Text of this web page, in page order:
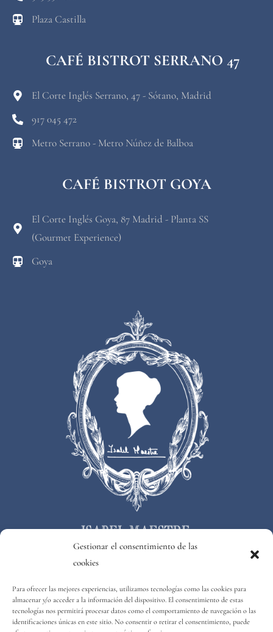
Gestionar el consentimiento de las
cookies
Para ofrecer las mejores experiencias, utilizamos tecnologías como las cookies para
almacenar y/o acceder a la información del dispositivo. El consentimiento de estas
tecnologías nos permitirá procesar datos como el comportamiento de navegación o las
identificaciones únicas en este sitio. No consentir o retirar el consentimiento, puede
Plaza Castilla
CAFÉ BISTROT SERRANO 47
El Corte Inglés Serrano, 47 - Sótano, Madrid
917 045 472
Metro Serrano - Metro Núñez de Balboa
CAFÉ BISTROT GOYA
El Corte Inglés Goya, 87 Madrid - Planta SS
(Gourmet Experience)
Goya
Consejos bodas